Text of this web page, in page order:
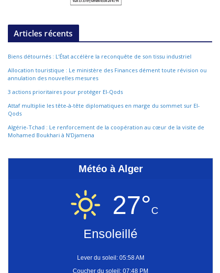
Articles récents
Biens détournés : L’État accélère la reconquête de son tissu industriel
Allocation touristique : Le ministère des Finances dément toute révision ou
annulation des nouvelles mesures
3 actions prioritaires pour protéger El-Qods
Attaf multiplie les tête-à-tête diplomatiques en marge du sommet sur El-
Qods
Algérie-Tchad : Le renforcement de la coopération au cœur de la visite de
Mohamed Boukhari à N’Djamena
Météo à Alger
27°C
Ensoleillé
Lever du soleil: 05:58 AM
Coucher du soleil: 07:48 PM